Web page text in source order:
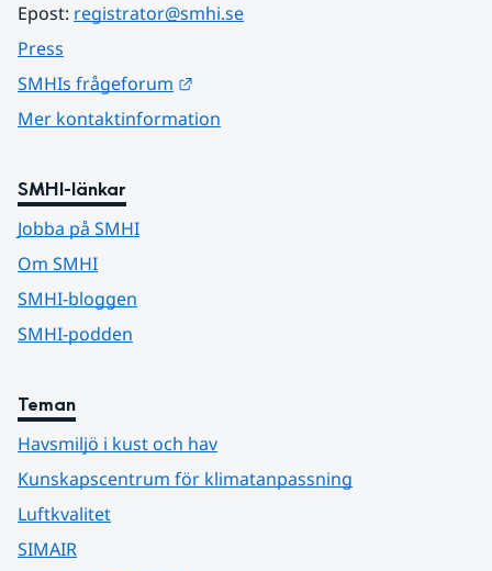
Epost: registrator@smhi.se
Press
SMHIs frågeforum
Mer kontaktinformation
SMHI-länkar
Jobba på SMHI
Om SMHI
SMHI-bloggen
SMHI-podden
Teman
Havsmiljö i kust och hav
Kunskapscentrum för klimatanpassning
Luftkvalitet
SIMAIR